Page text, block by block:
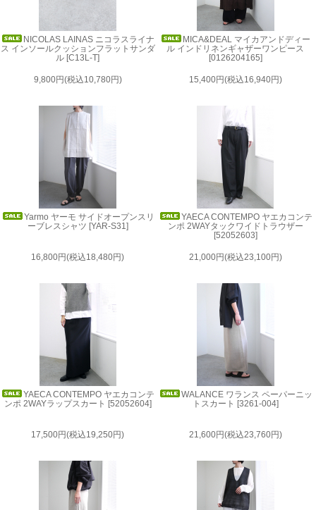
NICOLAS LAINAS ニコラスライナ
ス インソールクッションフラットサンダ
ル [C13L-T]
9,800円(税込10,780円)
MICA&DEAL マイカアンドディー
ル インドリネンギャザーワンピース
[0126204165]
15,400円(税込16,940円)
Yarmo ヤーモ サイドオープンスリ
ーブレスシャツ [YAR-S31]
16,800円(税込18,480円)
YAECA CONTEMPO ヤエカコンテ
ンポ 2WAYタックワイドトラウザー
[52052603]
21,000円(税込23,100円)
YAECA CONTEMPO ヤエカコンテ
ンポ 2WAYラップスカート [52052604]
17,500円(税込19,250円)
WALANCE ワランス ペーパーニッ
トスカート [3261-004]
21,600円(税込23,760円)